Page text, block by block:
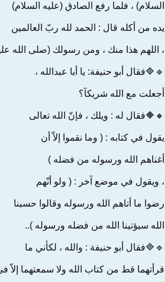
السلام) ، فلما رفع الصادق (عليه السلام)
يده من أكله قال : الحمد لله ربّ العالمين
، اللهم هذا منك ، ومن رسولك (صلى الله
🔹🔷فقال أبو حنيفة: يا أبا عبدالله ،
أجعلت مع الله شريكآ؟
🔸🔶فقال له : ويلك ، فإنّ الله تعالى
يقول في كتابه : ( وما نقموا إلاّ أن
أغناهم الله ورسوله من فضله )
، ويقول في موضع آخر : ( ولو أنّهم
رضوا ما أتاهم الله ورسوله وقالوا حسبنا
الله سيؤتينا الله من فضله ورسوله )..
🔹🔷فقال أبو حنيفة : والله ، لكأني ما
قرأتهما قط من كتاب الله ولا سمعتهما إلاّ